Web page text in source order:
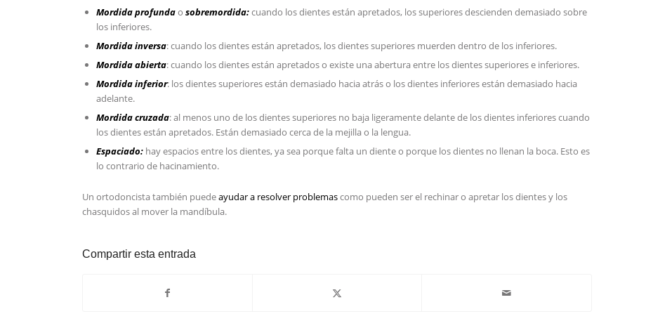
Mordidaprofundaosobremordida:cuando los dientes están apretados, los superiores descienden demasiado sobre
los inferiores.
Mordida inversa: cuando los dientes están apretados, los dientes superiores muerden dentro de los inferiores.
Mordida abierta: cuando los dientes están apretados o existe una abertura entre los dientes superiores e inferiores.
Mordida inferior: los dientes superiores están demasiado hacia atrás o los dientes inferiores están demasiado hacia
adelante.
Mordida cruzada: al menos uno de los dientes superiores no baja ligeramente delante de los dientes inferiores cuando
los dientes están apretados. Están demasiado cerca de la mejilla o la lengua.
Espaciado: hay espacios entre los dientes, ya sea porque falta un diente o porque los dientes no llenan la boca. Esto es
lo contrario de hacinamiento.
Un ortodoncista también puedeayudar a resolver problemascomo pueden ser el rechinar o apretar los dientes y los
chasquidos al mover la mandíbula.
Compartir esta entrada